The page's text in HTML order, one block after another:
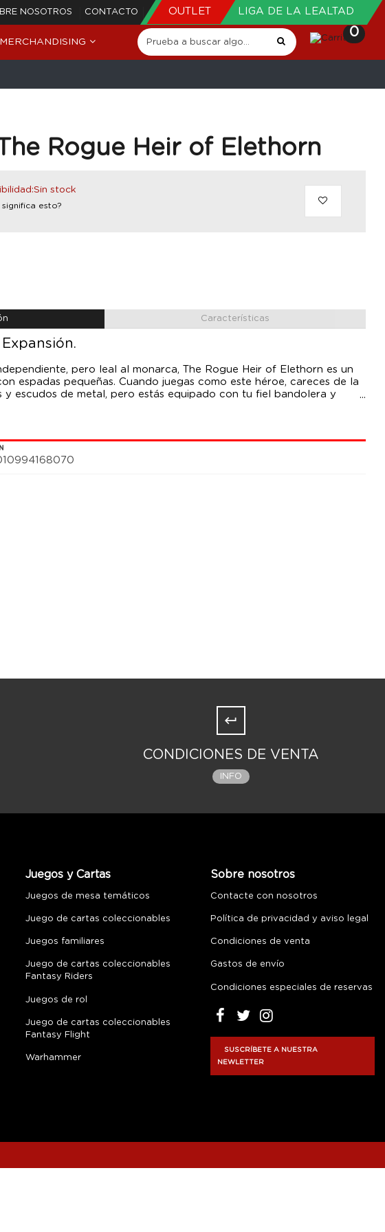
NOSOTROS CONTACTO OUTLET LIGA DE LA LEALTAD
MERCHANDISING
0
Rogue Heir of Elethorn
stock
significa esto?
Características
pero leal al monarca, The Rogue Heir of Elethorn es un
espadas pequeñas. Cuando juegas como este héroe, careces de la
y escudos de metal, pero estás equipado con tu fiel bandolera y
al peligro de frente. Este artículo de edición de coleccionista
de Rogue Heir of Elethorn con poderes y habilidades que no se
de un grupo secreto, dirigida al heredero rebelde. Contenido: 2
12 cartas de juego y carta de historia
CONDICIONES DE VENTA
INFO
Juegos y Cartas
Juegos de mesa temáticos
Juego de cartas coleccionables
Juegos familiares
Juego de cartas coleccionables
Fantasy Riders
Juegos de rol
Juego de cartas coleccionables
Fantasy Flight
Warhammer
Sobre nosotros
Contacte con nosotros
Política de privacidad y aviso legal
Condiciones de venta
Gastos de envío
Condiciones especiales de reservas
SUSCRÍBETE A NUESTRA
NEWLETTER